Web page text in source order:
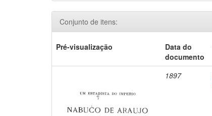
Conjunto de itens:
Pré-visualização
Data do
documento
1897